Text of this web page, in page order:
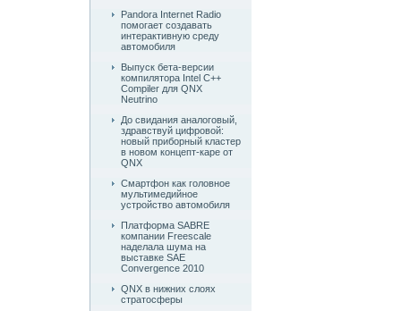
Pandora Internet Radio
помогает создавать
интерактивную среду
автомобиля
Выпуск бета-версии
компилятора Intel C++
Compiler для QNX
Neutrino
До свидания аналоговый,
здравствуй цифровой:
новый приборный кластер
в новом концепт-каре от
QNX
Смартфон как головное
мультимедийное
устройство автомобиля
Платформа SABRE
компании Freescale
наделала шума на
выставке SAE
Convergence 2010
QNX в нижних слоях
стратосферы